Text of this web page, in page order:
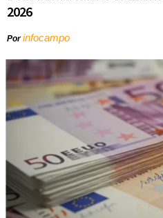
2026
Porinfocampo